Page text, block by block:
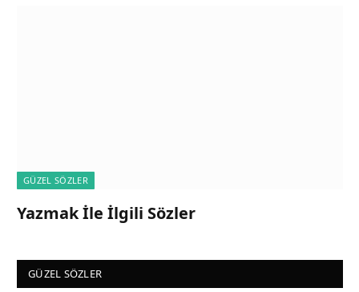
GÜZEL SÖZLER
Yazmak İle İlgili Sözler
GÜZEL SÖZLER